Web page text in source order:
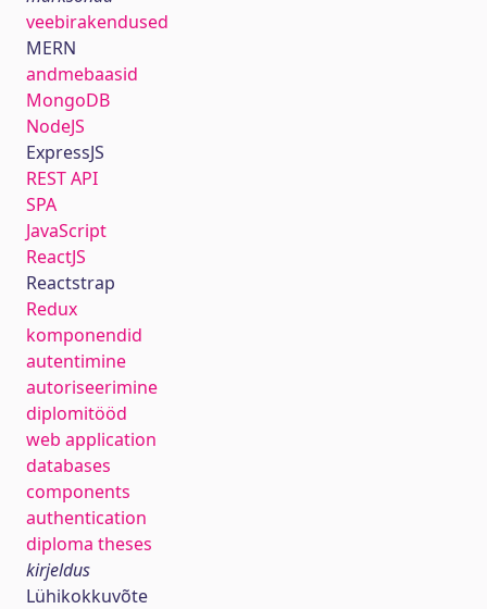
veebirakendused
MERN
andmebaasid
MongoDB
NodeJS
ExpressJS
REST API
SPA
JavaScript
ReactJS
Reactstrap
Redux
komponendid
autentimine
autoriseerimine
diplomitööd
web application
databases
components
authentication
diploma theses
kirjeldus
Lühikokkuvõte